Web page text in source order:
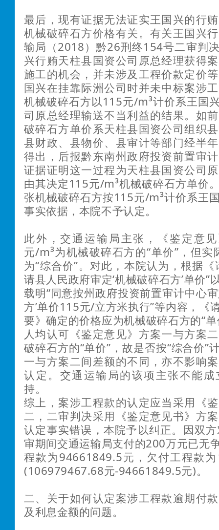
最后，现有证据无法证实王国兴的行
机械破碎石方价格有关。有关王国兴
输局（2018）黔26刑终154号二审判
兴行贿天柱县国资公司原总经理获得
施工的机会，并未涉及工程价款定价
国兴在挂靠际洲公司时并未中标案涉
机械破碎石方以115元/m³计价系王国
司原总经理输送不当利益的结果。如
破碎石方单价系天柱县国资公司组织
县财政、县物价、县审计等部门经半
得出，后报黔东南州政府投资前置审
证据证明这一过程为天柱县国资公司
由其决定115元/m³机械破碎石方单价
张机械破碎石方按115元/m³计价系王
事实依据，本院不予认定。
此外，交通运输局主张，《鉴定意
元/m³为机械破碎石方的“单价”，但
为“综合价”。对此，本院认为，根据
请县人民政府审定‘机械破碎石方’单价”
载明“同意按州政府投资前置审计中心
方’单价115元/立方米执行”等内容，《
要》确定的价格应为机械破碎石方的“
人均认可《鉴定意见》方案一与方案
破碎石方的“单价”，故是否按“综合价”
一与方案二间差额的不同，亦不影响
认定。交通运输局的该项主张不能
持。
综上，案涉工程款的认定应当采用《
二，二审判决采用《鉴定意见书》方
认定事实错误，本院予以纠正。因双
审期间交通运输局支付的200万元已无
程款为94661849.5元，欠付工程款
(106979467.68元-94661849.5元)。
二、关于如何认定案涉工程款逾期付
及利息金额的问题。